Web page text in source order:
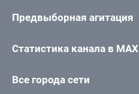
Предвыборная агитация
Статистика канала в MAX
Все города сети